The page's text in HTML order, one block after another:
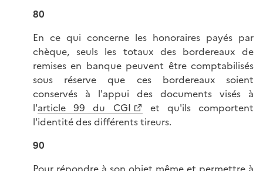
80
En ce qui concerne les honoraires payés par
chèque, seuls les totaux des bordereaux de
remises en banque peuvent être comptabilisés
sous réserve que ces bordereaux soient
conservés à l'appui des documents visés à
l'article 99 du CGI
et qu'ils comportent
l'identité des différents tireurs.
90